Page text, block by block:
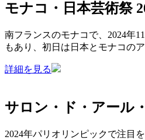
モナコ・日本芸術祭
南フランスのモナコで、2024年
もあり、初日は日本とモナコの
詳細を見る
サロン・ド・アール
2024年パリオリンピックで注目